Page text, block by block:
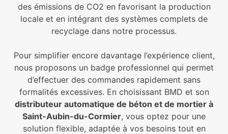
des émissions de CO2 en favorisant la production
locale et en intégrant des systèmes complets de
recyclage dans notre processus.
Pour simplifier encore davantage l’expérience client,
nous proposons un badge professionnel qui permet
d’effectuer des commandes rapidement sans
formalités excessives. En choisissant BMD et son
distributeur automatique de béton et de mortier à
Saint-Aubin-du-Cormier, vous optez pour une
solution flexible, adaptée à vos besoins tout en